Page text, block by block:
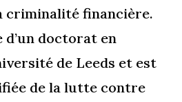
criminalité financière.
doctorat en
de Leeds et est
de la lutte contre